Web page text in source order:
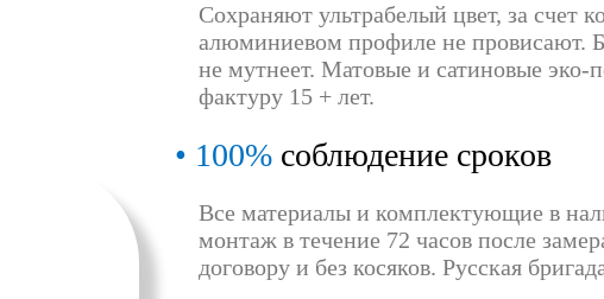
Сохраняют ультрабелый цвет, за счет
алюминиевом профиле не провисают.
не мутнеет. Матовые и сатиновые эко-
фактуру 15 + лет.
100% соблюдение сроков
Все материалы и комплектующие в
монтаж в течение 72 часов после
договору и без косяков. Русская